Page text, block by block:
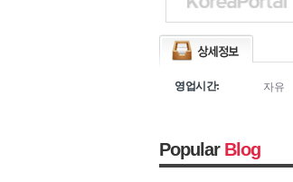
영업시간: 자유
Popular Blog